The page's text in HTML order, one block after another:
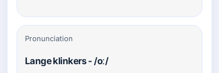
Pronunciation
Lange klinkers - /oː/